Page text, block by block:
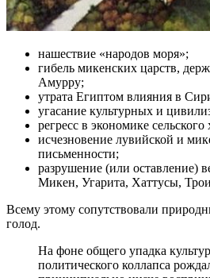
нашествие «народов моря»;
гибель микенских царств,
Амурру;
утрата Египтом влияния в
угасание культурных и
регресс в экономике сельского
исчезновение лувийской и
письменности;
разрушение (или оставление)
Микен, Угарита, Хаттусы,
Всему этому сопутствовали
голод.
На фоне общего упадка
политического коллапса